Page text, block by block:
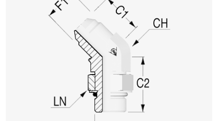
UTGÅENDE VARE
OPPRETTE PROFIL